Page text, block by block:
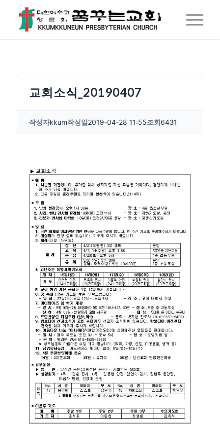
교회소식_20190407
작성자kkum작성일2019-04-28 11:55조회6431